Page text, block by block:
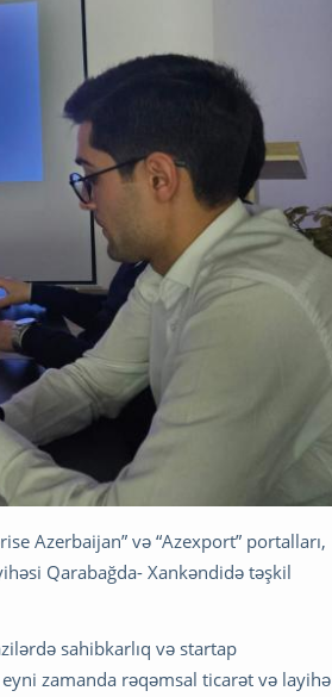
Azerbaijan” və “Azexport” portalları,
Qarabağda- Xankəndidə təşkil
sahibkarlıq və startap
zamanda rəqəmsal ticarət və layihə